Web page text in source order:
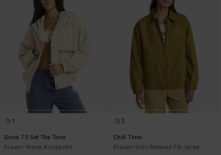
1
Since 73 Set The Tone
Frauen Weiss Kordjacke
2
Chill Time
Frauen Grün Relaxed Fit-Jacke